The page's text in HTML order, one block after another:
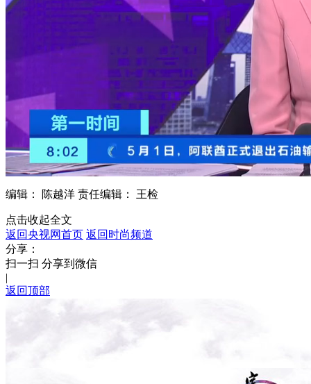
编辑： 陈越洋 责任编辑： 王检
点击收起全文
返回央视网首页 返回时尚频道
分享：
扫一扫 分享到微信
|
返回顶部